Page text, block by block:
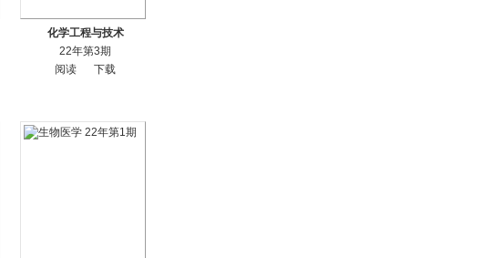
化学工程与技术
22年第3期
阅读
下载